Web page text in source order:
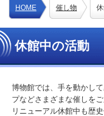
HOME 催し物
休館中の活動
博物館では、手を動かし
プなどさまざまな催しをご
リニューアル休館中も歴